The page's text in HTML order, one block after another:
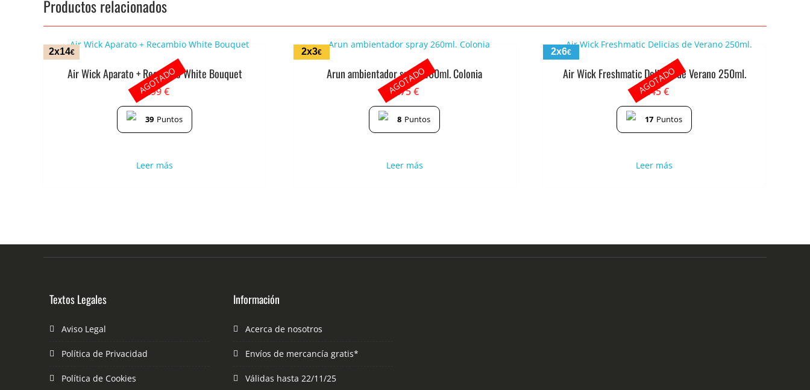
Productos relacionados
2x14€
Air Wick Aparato + Recambio White Bouquet
7.99€
39 Puntos
Leer más
AGOTADO
2x3€
Arun ambientador spray 260ml. Colonia
1.75€
8 Puntos
Leer más
AGOTADO
2x6€
Air Wick Freshmatic Delicias de Verano 250ml.
3.45€
17 Puntos
Leer más
AGOTADO
Textos Legales
Aviso Legal
Política de Privacidad
Política de Cookies
Información
Acerca de nosotros
Envíos de mercancía gratis*
Válidas hasta 22/11/25